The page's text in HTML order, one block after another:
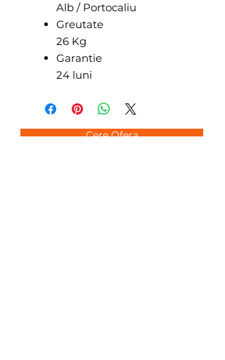
Alb / Portocaliu
Greutate
26 Kg
Garantie
24 luni
Cere Ofera